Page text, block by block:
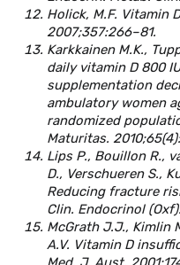
Holick, M.F. Vitamin
2007;357:266–81.
Kаrkkаinen M.K.,
daily vitamin D 800
supplementation
ambulatory women
randomized
Maturitas.
Lips P., Bouillon R.,
D., Verschueren S.,
Reducing fracture
Clin. Endocrinol
McGrath J.J., Kimlin
A.V. Vitamin D